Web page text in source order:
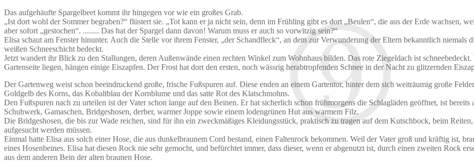
Das aufgehäufte Spargelbeet kommt ihr hingegen vor wie ein großes Grab.
„Ist dort wohl der Sommer begraben?“ flüstert sie. „Tot kann er ja nicht sein, denn im Frühling gibt es dort „Beulen“, die aus der Erde wachsen,
aber sofort „gestochen“. ........ Das hat der Spargel dann davon! Warum muss er auch so vorwitzig sein?“
Elisa schaut am Fenster hinunter. Auch die Stelle vor ihrem Fenster, „der Schandfleck“, an dem zur Verwunderung der Eltern bekanntlich
weißen Schneeschicht bedeckt.
Jetzt wandert ihr Blick zu den Stallungen, deren Außenwände einen rechten Winkel zum Wohnhaus bilden. Das rote Ziegeldach ist
Gartenseite liegen, hängen einige Eiszapfen. Der Frost hat dort den ersten, noch wässrig herabtropfenden Schnee in der Nacht zu glitzernden
Der Gartenweg weist schon beeindruckend große, frische Fußspuren auf. Diese enden an einem Gartentor, hinter dem sich weiträumig große
Goldgelb des Korns, das Kobaltblau der Kornblume und das satte Rot des Klatschmohns.
Den Fußspuren nach zu urteilen ist der Vater schon lange auf den Beinen. Er hat sicherlich schon frühmorgens die Schlagläden geöffnet, ist
Schuhwerk, Gamaschen, Bridgeshosen, derber, warmer Joppe sowie einem lodengrünen Hut aus warmem Filz.
Die Bridgeshosen, die bis zur Wade reichen, sind für ihn ein zweckmäßiges Kleidungsstück, praktisch zu tragen auf dem Kutschbock, beim
aufgesucht werden müssen.
Einmal hatte Elisa aus solch einer Hose, die aus dunkelbraunem Cord bestand, einen Faltenrock bekommen. Weil der Vater groß und kräftig ist,
eines Hosenbeines. Elisa hat diesen Rock nie sehr gemocht, und befürchtet immer, dass dieser, wenn er abgenutzt ist, durch einen zweiten Rock
aus dem anderen Bein der alten braunen Hose.